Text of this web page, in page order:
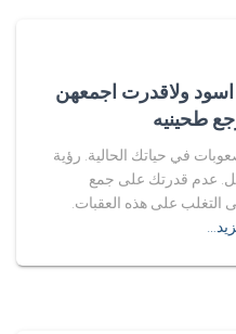
ولاقدرت اجمعهن
طحينيه
في حياتك الحالية. رؤية
عدم قدرتك على جمع
على هذه العقبات.